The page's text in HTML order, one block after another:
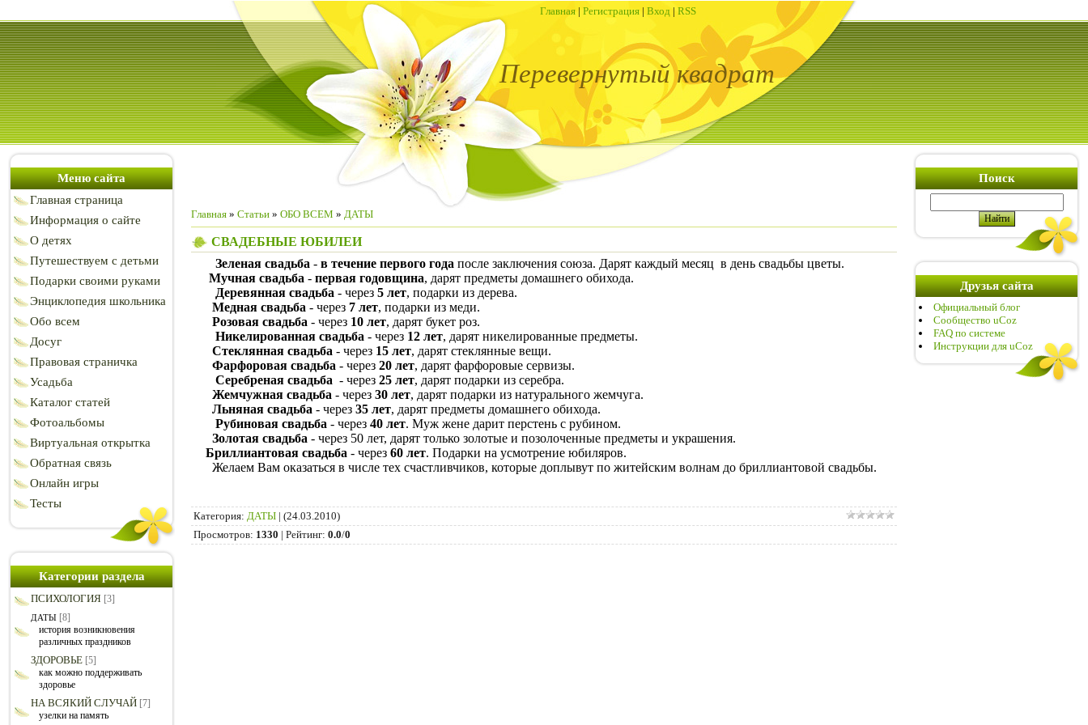
Главная | Регистрация | Вход | RSS
Перевернутый квадрат
Меню сайта
Главная страница
Информация о сайте
О детях
Путешествуем с детьми
Подарки своими руками
Энциклопедия школьника
Обо всем
Досуг
Правовая страничка
Усадьба
Каталог статей
Фотоальбомы
Виртуальная открытка
Обратная связь
Онлайн игры
Тесты
Категории раздела
ПСИХОЛОГИЯ [3]
ДАТЫ [8]
история возникновения
различных праздников
ЗДОРОВЬЕ [5]
как можно поддерживать
здоровье
НА ВСЯКИЙ СЛУЧАЙ [7]
узелки на память
Главная » Статьи » ОБО ВСЕМ » ДАТЫ
СВАДЕБНЫЕ ЮБИЛЕИ
Зеленая свадьба - в течение первого года после заключения союза. Дарят каждый месяц в день свадьбы цветы.
Мучная свадьба - первая годовщина, дарят предметы домашнего обихода.
Деревянная свадьба - через 5 лет, подарки из дерева.
Медная свадьба - через 7 лет, подарки из меди.
Розовая свадьба - через 10 лет, дарят букет роз.
Никелированная свадьба - через 12 лет, дарят никелированные предметы.
Стеклянная свадьба - через 15 лет, дарят стеклянные вещи.
Фарфоровая свадьба - через 20 лет, дарят фарфоровые сервизы.
Серебреная свадьба - через 25 лет, дарят подарки из серебра.
Жемчужная свадьба - через 30 лет, дарят подарки из натурального жемчуга.
Льняная свадьба - через 35 лет, дарят предметы домашнего обихода.
Рубиновая свадьба - через 40 лет. Муж жене дарит перстень с рубином.
Золотая свадьба - через 50 лет, дарят только золотые и позолоченные предметы и украшения.
Бриллиантовая свадьба - через 60 лет. Подарки на усмотрение юбиляров.
Желаем Вам оказаться в числе тех счастливчиков, которые доплывут по житейским волнам до бриллиантовой свадьбы.
Категория: ДАТЫ | (24.03.2010)
Просмотров: 1330 | Рейтинг: 0.0/0
Поиск
Друзья сайта
Официальный блог
Сообщество uCoz
FAQ по системе
Инструкции для uCoz